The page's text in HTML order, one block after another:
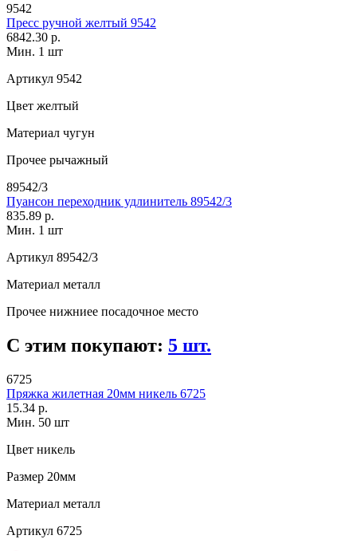
9542
Пресс ручной желтый 9542
6842.30 р.
Мин. 1 шт
Артикул 9542
Цвет желтый
Материал чугун
Прочее рычажный
89542/3
Пуансон переходник удлинитель 89542/3
835.89 р.
Мин. 1 шт
Артикул 89542/3
Материал металл
Прочее нижниее посадочное место
С этим покупают: 5 шт.
6725
Пряжка жилетная 20мм никель 6725
15.34 р.
Мин. 50 шт
Цвет никель
Размер 20мм
Материал металл
Артикул 6725